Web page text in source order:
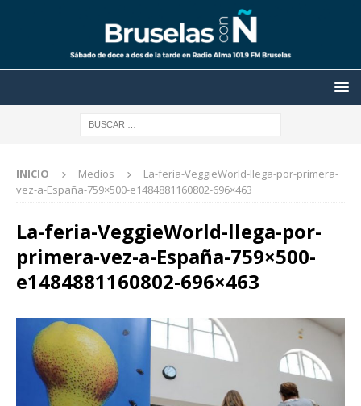
INICIO Medios
La-feria-VeggieWorld-llega-por-primera-
vez-a-España-759×500-e1484881160802-696×463
La-feria-VeggieWorld-llega-por-
primera-vez-a-España-759×500-
e1484881160802-696×463